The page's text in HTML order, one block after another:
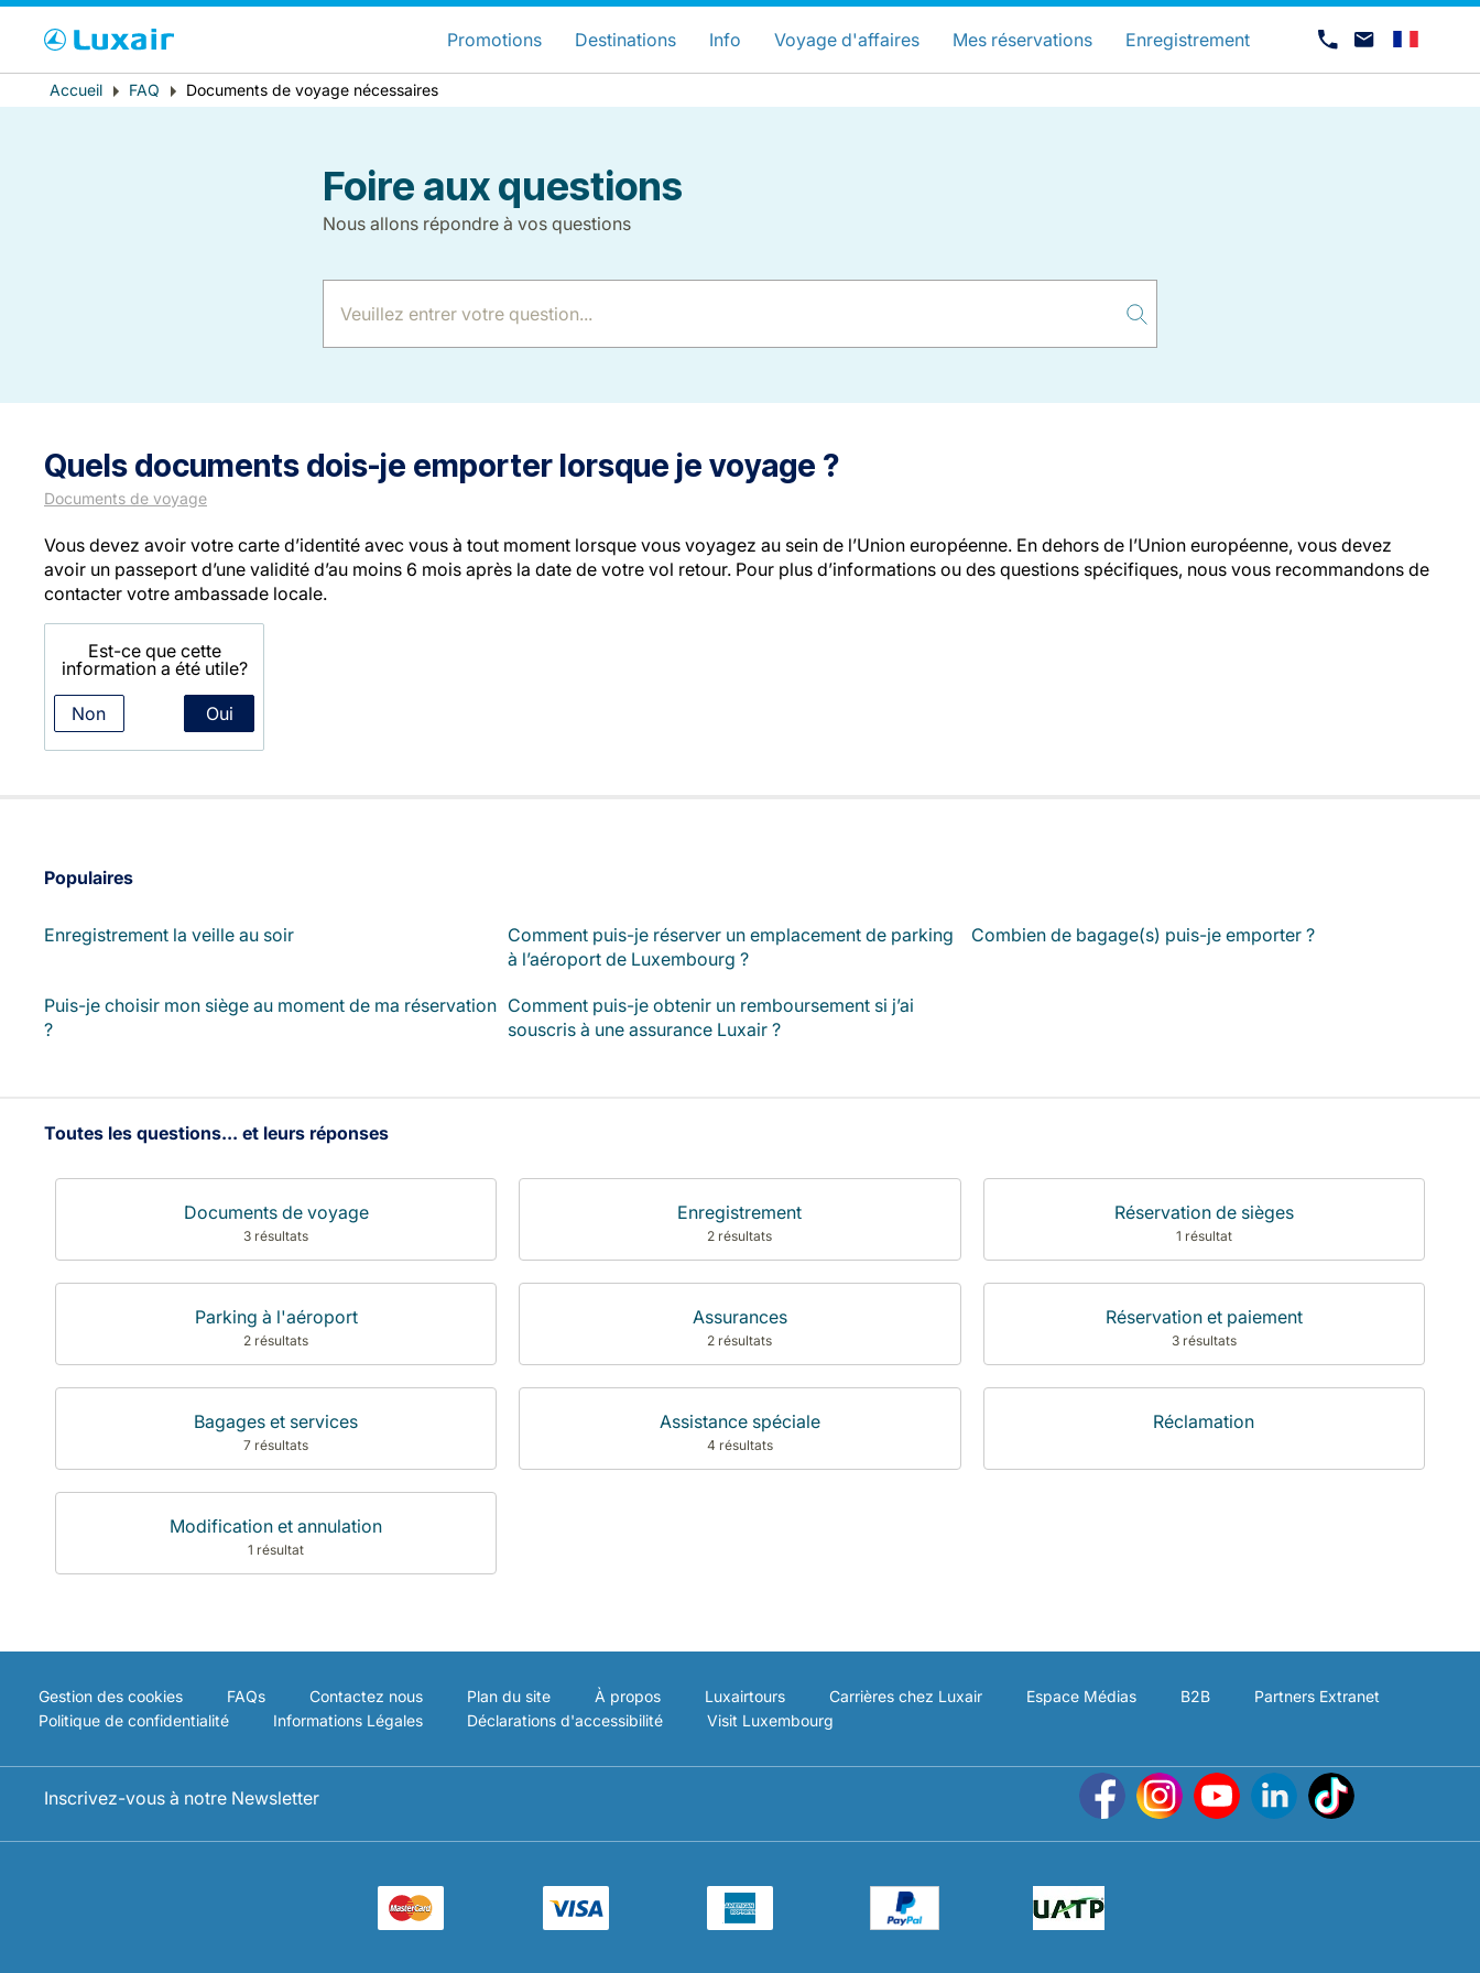
LuxairGroup Sites
Choisissez votre pays et langue préférés
Pays de résidence
Promotions Destinations Info Voyage d'affaires Mes réservations Enregistrement
Fil
Accueil FAQ Documents de voyage nécessaires
Foire aux questions
Nous allons répondre à vos questions
Quels documents dois-je emporter lorsque je voyage ?
Documents de voyage
Vous devez avoir votre carte d’identité avec vous à tout moment lorsque vous voyagez au sein de l’Union européenne. En dehors de l’Union européenne, vous devez
avoir un passeport d’une validité d’au moins 6 mois après la date de votre vol retour. Pour plus d’informations ou des questions spécifiques, nous vous recommandons de
contacter votre ambassade locale.
Est-ce que cette
information a été utile?
Non Oui
Populaires
Enregistrement la veille au soir
Comment puis-je réserver un emplacement de parking
à l’aéroport de Luxembourg ?
Combien de bagage(s) puis-je emporter ?
Puis-je choisir mon siège au moment de ma réservation
?
Comment puis-je obtenir un remboursement si j’ai
souscris à une assurance Luxair ?
Toutes les questions... et leurs réponses
Documents de voyage
3 résultats
Enregistrement
2 résultats
Réservation de sièges
1 résultat
Parking à l'aéroport
2 résultats
Assurances
2 résultats
Réservation et paiement
3 résultats
Bagages et services
7 résultats
Assistance spéciale
4 résultats
Réclamation
Modification et annulation
1 résultat
Gestion des cookies FAQs Contactez nous Plan du site À propos Luxairtours Carrières chez Luxair Espace Médias B2B
Partners Extranet
Politique de confidentialité
Informations Légales Déclarations d'accessibilité Visit Luxembourg
Inscrivez-vous à notre Newsletter